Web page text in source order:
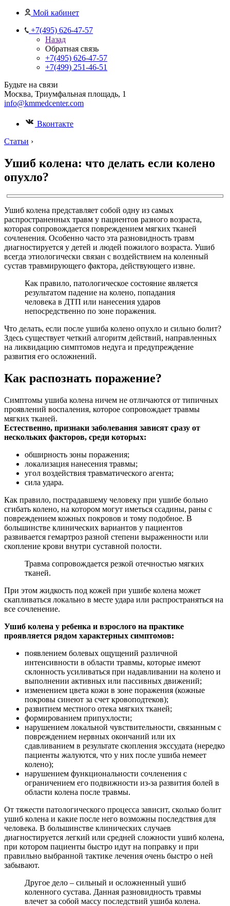
Мой кабинет
+7(495) 626-47-57
Назад
Обратная связь
+7(495) 626-47-57
+7(499) 251-46-51
Будьте на связи
Москва, Триумфальная площадь, 1
info@kmmedcenter.com
Вконтакте
Статьи ›
Ушиб колена: что делать если колено
опухло?
Ушиб колена представляет собой одну из самых
распространенных травм у пациентов разного возраста,
которая сопровождается повреждением мягких тканей
сочленения. Особенно часто эта разновидность травм
диагностируется у детей и людей пожилого возраста. Ушиб
всегда этиологически связан с воздействием на коленный
сустав травмирующего фактора, действующего извне.
Как правило, патологическое состояние является
результатом падение на колено, попадания
человека в ДТП или нанесения ударов
непосредственно по зоне поражения.
Что делать, если после ушиба колено опухло и сильно болит?
Здесь существует четкий алгоритм действий, направленных
на ликвидацию симптомов недуга и предупреждение
развития его осложнений.
Как распознать поражение?
Симптомы ушиба колена ничем не отличаются от типичных
проявлений воспаления, которое сопровождает травмы
мягких тканей.
Естественно, признаки заболевания зависят сразу от
нескольких факторов, среди которых:
обширность зоны поражения;
локализация нанесения травмы;
угол воздействия травматического агента;
сила удара.
Как правило, пострадавшему человеку при ушибе больно
сгибать колено, на котором могут иметься ссадины, раны с
повреждением кожных покровов и тому подобное. В
большинстве клинических вариантов у пациентов
развивается гемартроз разной степени выраженности или
скопление крови внутри суставной полости.
Травма сопровождается резкой отечностью мягких
тканей.
При этом жидкость под кожей при ушибе колена может
скапливаться локально в месте удара или распространяться на
все сочленение.
Ушиб колена у ребенка и взрослого на практике
проявляется рядом характерных симптомов:
появлением болевых ощущений различной
интенсивности в области травмы, которые имеют
склонность усиливаться при надавливании на колено и
выполнении активных или пассивных движений;
изменением цвета кожи в зоне поражения (кожные
покровы синеют за счет кровоподтеков);
развитием местного отека мягких тканей;
формированием припухлости;
нарушением локальной чувствительности, связанным с
повреждением нервных окончаний или их
сдавливанием в результате скопления экссудата (нередко
пациенты жалуются, что у них после ушиба немеет
колено);
нарушением функциональности сочленения с
ограничением его подвижности из-за развития болей в
области колена после травмы.
От тяжести патологического процесса зависит, сколько болит
ушиб колена и какие после него возможны последствия для
человека. В большинстве клинических случаев
диагностируется легкий или средней сложности ушиб колена,
при котором пациенты быстро идут на поправку и при
правильно выбранной тактике лечения очень быстро о ней
забывают.
Другое дело – сильный и осложненный ушиб
коленного сустава. Данная разновидность травмы
влечет за собой массу последствий ушиба колена.